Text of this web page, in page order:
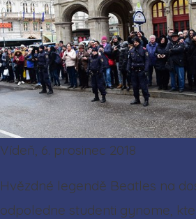
Vídeň, 6. prosinec 2018
Hvězdné legendě Beatles na
odpoledne studenti gynome,